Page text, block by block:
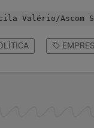
Valério/Ascom